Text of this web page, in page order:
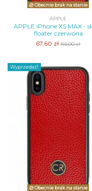
Obecnie brak na stanie
APPLE
APPLE iPhone XS MAX -
floater czerwona
67,60 zł169,00 zł
Wyprzedaż!
Obecnie brak na stanie